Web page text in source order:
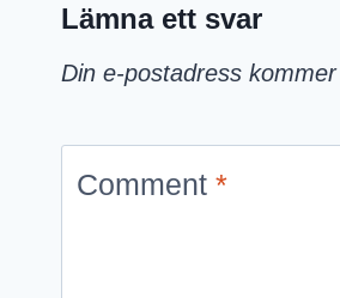
Lämna ett svar
Din e-postadress
Comment *